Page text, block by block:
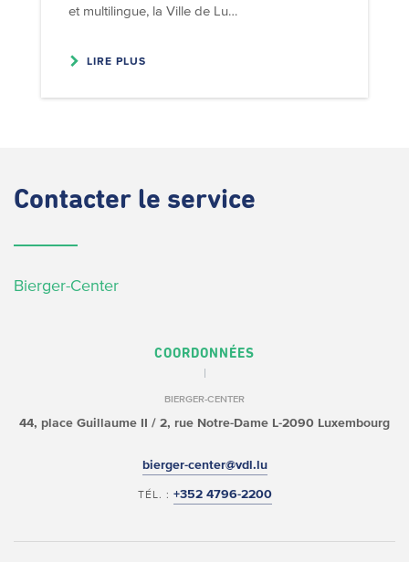
et multilingue, la Ville de Lu…
LIRE PLUS
Contacter le service
Bierger-Center
COORDONNÉES
BIERGER-CENTER
44, place Guillaume II / 2, rue Notre-Dame L-2090 Luxembourg
bierger-center@vdl.lu
TÉL. : +352 4796-2200